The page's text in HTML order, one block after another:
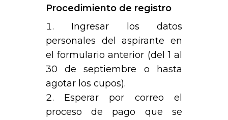
Procedimiento de registro
Ingresar los datos
personales del aspirante en
el formulario anterior (del 1 al
30 de septiembre o hasta
agotar los cupos).
Esperar por correo el
proceso de pago que se